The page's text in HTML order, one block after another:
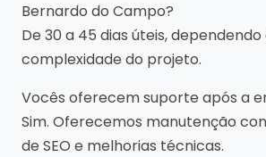
Bernardo do Campo?
De 30 a 45 dias úteis, dependendo
complexidade do projeto.
Vocês oferecem suporte após a
Sim. Oferecemos manutenção
de SEO e melhorias técnicas.